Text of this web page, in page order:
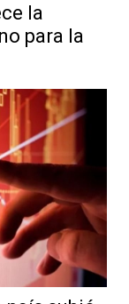
la
para la